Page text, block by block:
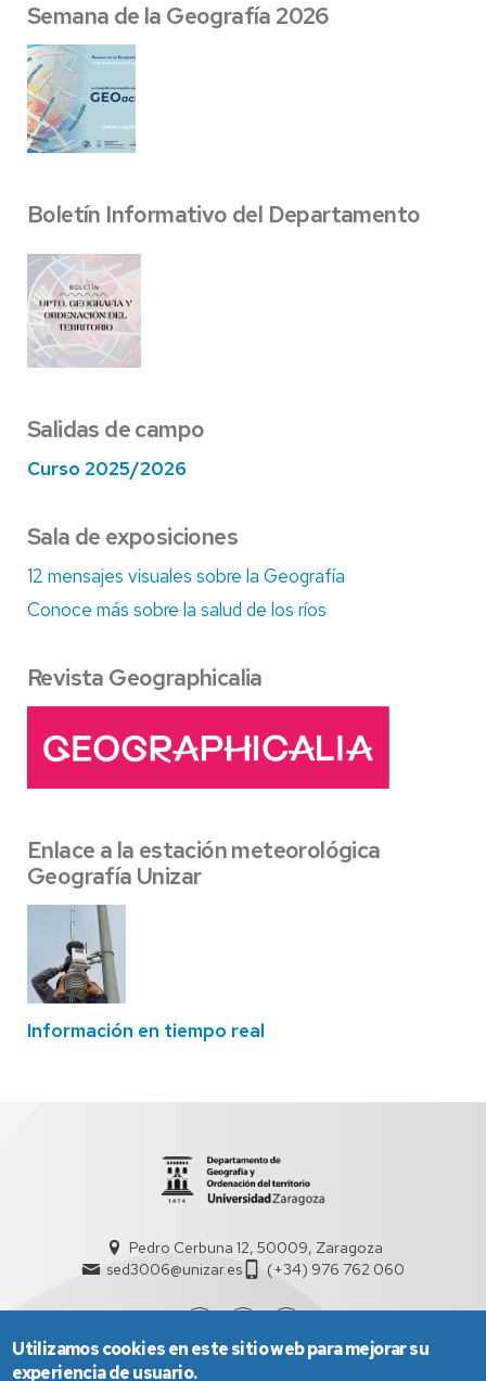
Semana de la Geografía 2026
Boletín Informativo del Departamento
Salidas de campo
Curso 2025/2026
Sala de exposiciones
12 mensajes visuales sobre la Geografía
Conoce más sobre la salud de los ríos
Revista Geographicalia
Enlace a la estación meteorológica
Geografía Unizar
Información en tiempo real
Pedro Cerbuna 12, 50009, Zaragoza
sed3006@unizar.es
(+34) 976 762 060
Utilizamos cookies en este sitio web para mejorar su
experiencia de usuario.